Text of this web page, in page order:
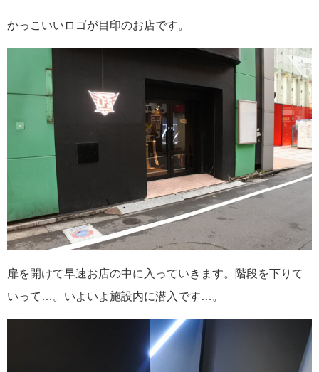
かっこいいロゴが目印のお店です。
扉を開けて早速お店の中に入っていきます。階段を下りて
いって…。いよいよ施設内に潜入です…。